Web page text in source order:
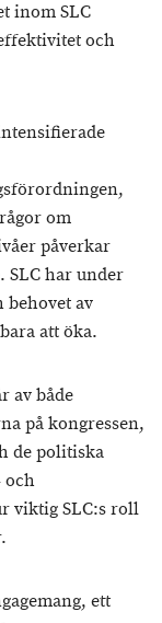
inom SLC
och
om
påverkar
SLC har under
behovet av
att öka.
av både
på kongressen,
de politiska
och
viktig SLC:s roll
ett